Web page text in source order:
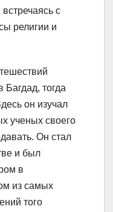
с
религии и
Багдад, тогда
он изучал
ученых своего
Он стал
и был
в
из самых
того